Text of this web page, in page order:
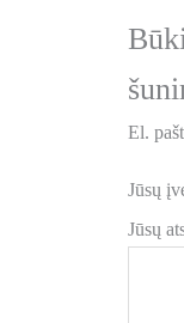
El.
Jūsų
Jūsų